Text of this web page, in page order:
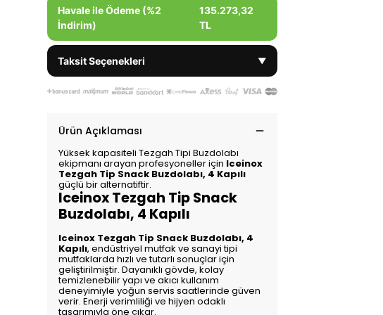
Havale ile Ödeme (%2
İndirim)
135.273,32
TL
Taksit Seçenekleri ▼
Ürün Açıklaması
Yüksek kapasiteli Tezgah Tipi Buzdolabı
ekipmanı arayan profesyoneller için Iceinox
Tezgah Tip Snack Buzdolabı, 4 Kapılı
güçlü bir alternatiftir.
Iceinox Tezgah Tip Snack
Buzdolabı, 4 Kapılı
Iceinox Tezgah Tip Snack Buzdolabı, 4
Kapılı, endüstriyel mutfak ve sanayi tipi
mutfaklarda hızlı ve tutarlı sonuçlar için
geliştirilmiştir. Dayanıklı gövde, kolay
temizlenebilir yapı ve akıcı kullanım
deneyimiyle yoğun servis saatlerinde güven
verir. Enerji verimliliği ve hijyen odaklı
tasarımıyla öne çıkar.